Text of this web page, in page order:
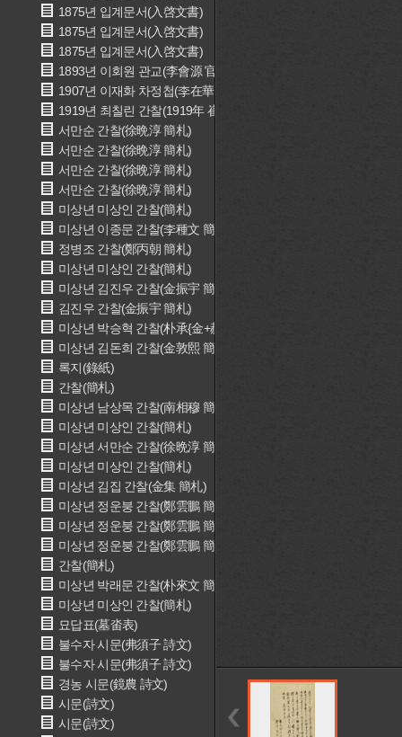
1875년 입계문서(入啓文書)
1875년 입계문서(入啓文書)
1875년 입계문서(入啓文書)
1893년 이회원 관교(李會源 官敎)
1907년 이재화 차정첩(李在華 差定帖)
1919년 최칠린 간찰(1919年 崔七隣 簡札)
서만순 간찰(徐晩淳 簡札)
서만순 간찰(徐晩淳 簡札)
서만순 간찰(徐晩淳 簡札)
서만순 간찰(徐晩淳 簡札)
미상년 미상인 간찰(簡札)
미상년 이종문 간찰(李種文 簡札)
정병조 간찰(鄭丙朝 簡札)
미상년 미상인 간찰(簡札)
미상년 김진우 간찰(金振宇 簡札)
김진우 간찰(金振宇 簡札)
미상년 박승혁 간찰(朴承{金+赫} 簡札)
미상년 김돈희 간찰(金敦熙 簡札)
록지(錄紙)
간찰(簡札)
미상년 남상목 간찰(南相穆 簡札)
미상년 미상인 간찰(簡札)
미상년 서만순 간찰(徐晩淳 簡札)
미상년 미상인 간찰(簡札)
미상년 김집 간찰(金集 簡札)
미상년 정운붕 간찰(鄭雲鵬 簡札)
미상년 정운붕 간찰(鄭雲鵬 簡札)
미상년 정운붕 간찰(鄭雲鵬 簡札)
간찰(簡札)
미상년 박래문 간찰(朴來文 簡札)
미상년 미상인 간찰(簡札)
묘답표(墓畓表)
불수자 시문(弗須子 詩文)
불수자 시문(弗須子 詩文)
경농 시문(鏡農 詩文)
시문(詩文)
시문(詩文)